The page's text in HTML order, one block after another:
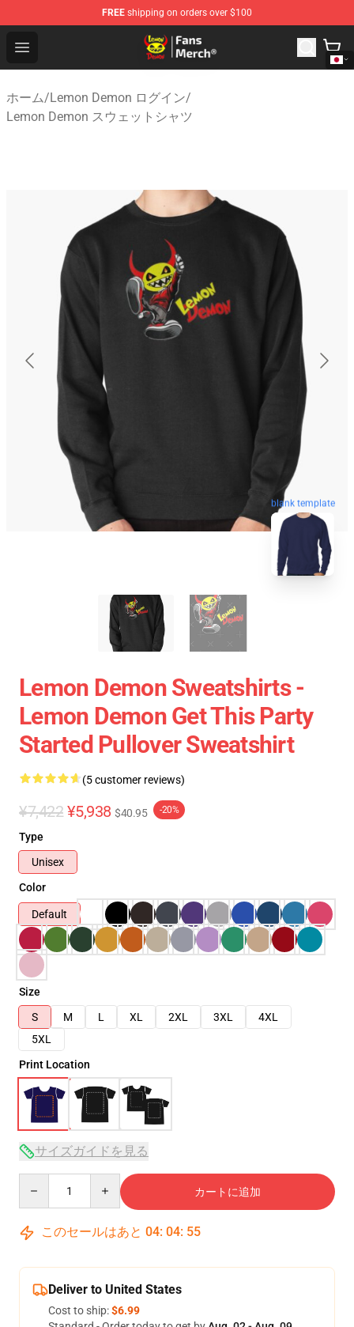
FREE shipping on orders over $100
Open menu
Lemon Demon Store - Official Lemon Demon
ホーム/Lemon Demon ログイン/
Lemon Demon スウェットシャツ
blank template
Lemon Demon Sweatshirts -
Lemon Demon Get This Party
Started Pullover Sweatshirt
(5 customer reviews)
¥7,422 ¥5,938 $40.95 -20%
Type
Unisex
Color
Default
Size
S
M L XL 2XL 3XL
4XL
5XL
Print Location
サイズガイドを見る
カートに追加
このセールはあと 04: 04: 54
Deliver to United States
Cost to ship:$6.99